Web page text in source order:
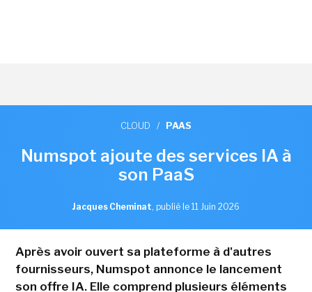
CLOUD / PAAS
Numspot ajoute des services IA à
son PaaS
Jacques Cheminat, publié le 11 Juin 2026
Après avoir ouvert sa plateforme à d'autres
fournisseurs, Numspot annonce le lancement
son offre IA. Elle comprend plusieurs éléments